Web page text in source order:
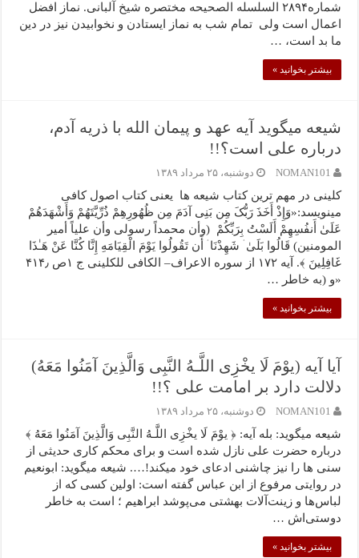
شماره۲۸۹۴ السلسله الصحیحه مختصره شیخ آلبانی. نماز افضل
اعمال است ولی تمام شب به نماز ایستادن و نخوابیدن نیز در دین
ما بد است، …
بیشتر بخوانید »
شیعه میگوید آیه عهد و پیمان الله با ذریه آدم،
درباره علی است؟!!
NOMAN101 دوشنبه، ۲۵ مرداد ۱۳۸۹
کلینی در مهم ترین کتاب شیعه ها یعنی کتاب اصول کافی
مینویسد:«وَإِذْ أَخَذَ رَبُّکَ مِن بَنِی آدَمَ مِن ظُهُورِهِمْ ذُرِّیَّتَهُمْ وَأَشْهَدَهُمْ
عَلَىٰ أَنفُسِهِمْ أَلَسْتُ بِرَبِّکُمْ (وأن محمداً رسولی وأن علیاً أمیر
المومنین) قَالُوا بَلَىٰ ۛ شَهِدْنَا ۛ أَن تَقُولُوا یَوْمَ الْقِیَامَهِ إِنَّا کُنَّا عَنْ هَـٰذَا
غَافِلِینَ ﴾. آیه ۱۷۲ از سوره الاعراف– الکافی للکلینی ج ۱ص ۴۱۴٫
«و (به خاطر …
بیشتر بخوانید »
آیا آیه (یوْمَ لَا یخْزِی اللَّـهُ النَّبِی وَالَّذِینَ آمَنُوا مَعَهُ)
دلالت دارد بر امامت علی ؟!!
NOMAN101 دوشنبه، ۲۵ مرداد ۱۳۸۹
شیعه میگوید: بله آیه: ﴿ یوْمَ لَا یخْزِی اللَّـهُ النَّبِی وَالَّذِینَ آمَنُوا مَعَهُ ﴾
درباره حضرت علی نازل شده است و برای محکم کاری حدیثی از
سنی ها را نیز چاشنی ادعای خود میکند!…. شیعه میگوید: ابونعیم
در روایتی مرفوع از ابن عباس گفته است: اولین کسی که از
لباس‌ها و زینت‌آلات بهشتی می‌پوشد ابراهیم ؛ است به خاطر
دوستی‌اش …
بیشتر بخوانید »